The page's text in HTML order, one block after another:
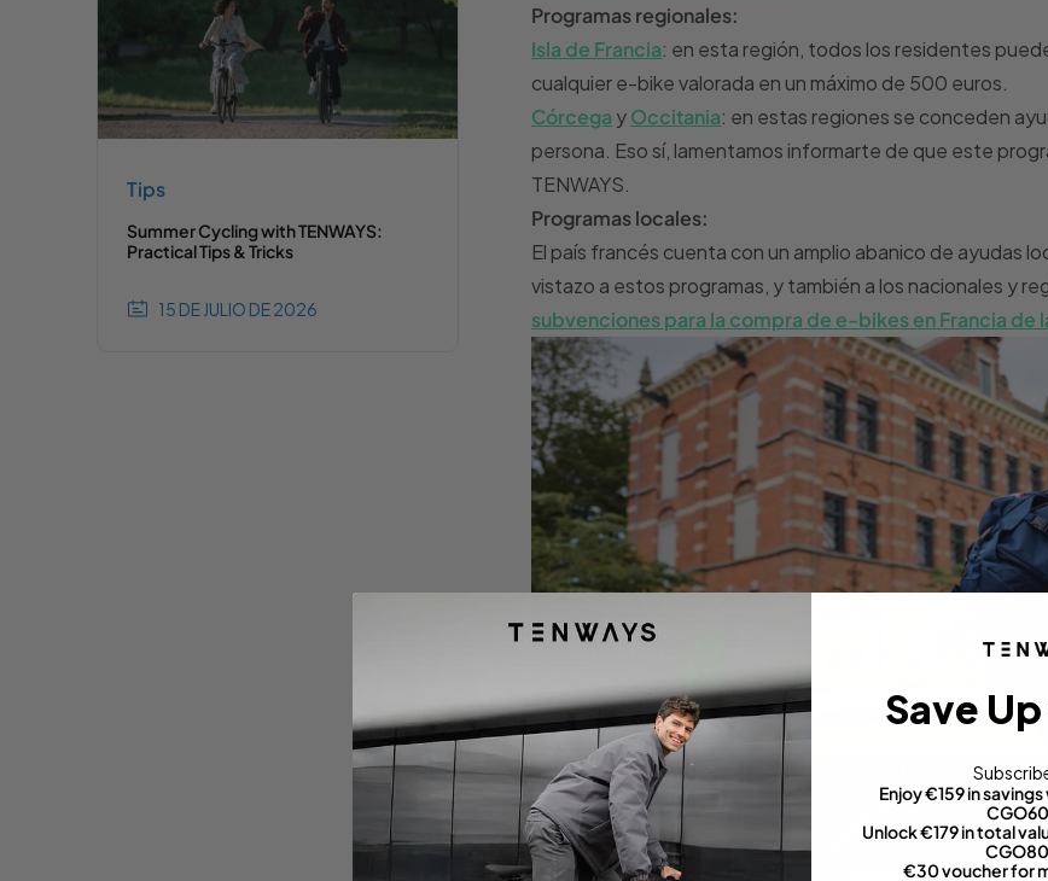
Programas regionales:
Isla de Francia: en esta región, todos los residentes
cualquier e-bike valorada en un máximo de 500 euros.
Córcega yOccitania: en estas regiones se conceden
persona. Eso sí, lamentamos informarte de que este
TENWAYS.
Programas locales:
El país francés cuenta con un amplio abanico de ayudas
vistazo a estos programas, y también a los nacionales y
subvenciones para la compra de e-bikes en Francia de
Tips
Summer Cycling with TENWAYS:
Practical Tips & Tricks
15 DE JULIO DE 2026
Save
Enjoy €159 in
Unlock €179 in total
€30 voucher for